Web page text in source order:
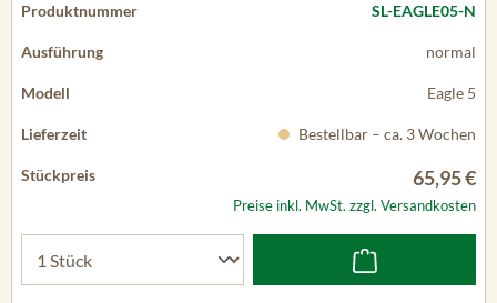
SL-EAGLE05-N
normal
Eagle 5
Bestellbar – ca. 3 Wochen
65,95 €
Preise inkl. MwSt. zzgl. Versandkosten